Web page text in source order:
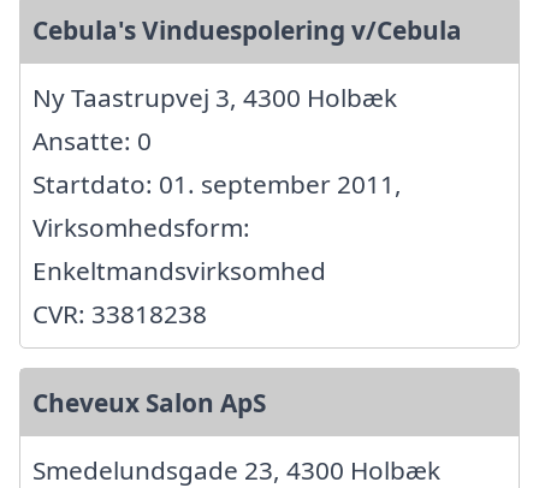
Cebula's Vinduespolering v/Cebula
Ny Taastrupvej 3, 4300 Holbæk
Ansatte: 0
Startdato: 01. september 2011,
Virksomhedsform:
Enkeltmandsvirksomhed
CVR: 33818238
Cheveux Salon ApS
Smedelundsgade 23, 4300 Holbæk